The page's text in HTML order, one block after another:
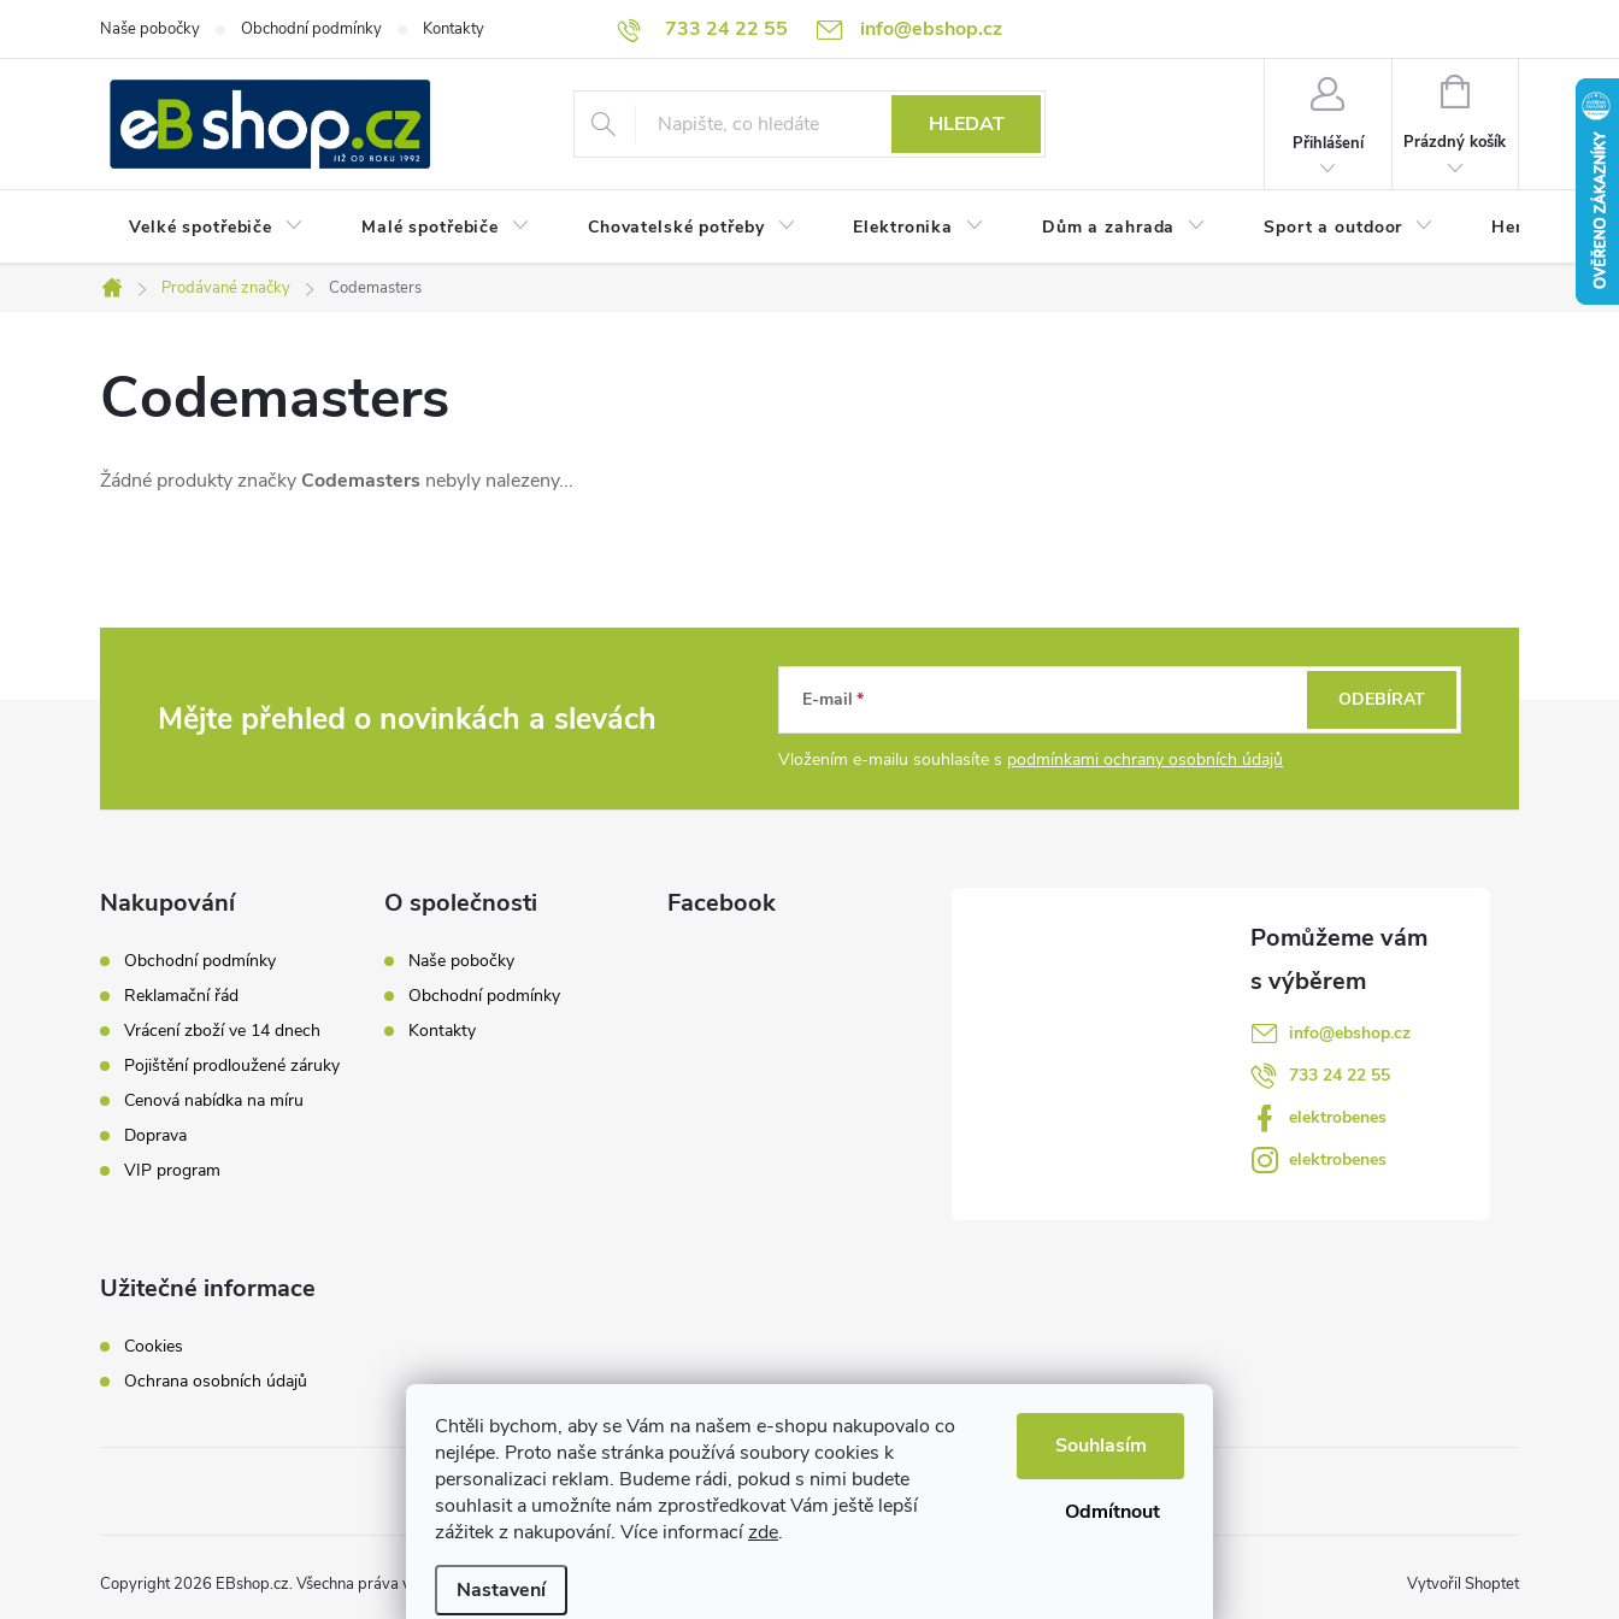
Chtěli bychom, aby se Vám na našem e-shopu nakupovalo co
nejlépe. Proto naše stránka používá soubory cookies k
personalizaci reklam. Budeme rádi, pokud s nimi budete
souhlasit a umožníte nám zprostředkovat Vám ještě lepší
zážitek z nakupování. Více informacízde.
Nastavení
Souhlasím
Odmítnout
733 24 22 55 info@ebshop.cz
Naše pobočky Obchodní podmínky Kontakty
HLEDAT
Přihlášení
NÁKUPNÍ
Prázdný košík
Velké spotřebiče Malé spotřebiče Chovatelské potřeby Elektronika Dům a zahrada Sport a outdoor Herní zóna
Domů
Prodávané značky Codemasters
Codemasters
Žádné produkty značky Codemasters nebyly nalezeny...
Mějte přehled o novinkách a slevách E-mail
Vložením e-mailu souhlasíte s podmínkami ochrany osobních údajů
ODEBÍRAT
Nakupování
Obchodní podmínky
Reklamační řád
Vrácení zboží ve 14 dnech
Pojištění prodloužené záruky
Cenová nabídka na míru
Doprava
VIP program
O společnosti
Naše pobočky
Obchodní podmínky
Kontakty
Facebook
info@ebshop.cz
733 24 22 55
elektrobenes
elektrobenes
Užitečné informace
Cookies
Ochrana osobních údajů
Vytvořil Shoptet
Copyright 2026 EBshop.cz. Všechna práva vyhrazena.